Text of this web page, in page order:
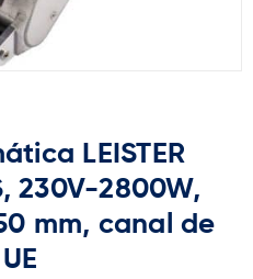
LEISTER
230V-2800W,
mm, canal de